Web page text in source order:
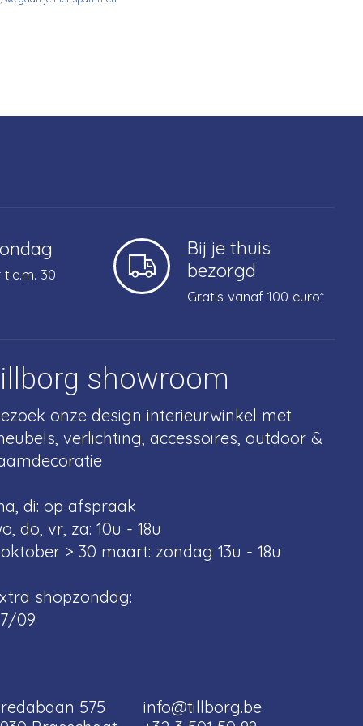
30
Bij je thuis
bezorgd
Gratis vanaf 100 euro*
showroom
onze design interieurwinkel met
verlichting, accessoires, outdoor &
di: op afspraak
do, vr, za: 10u - 18u
oktober > 30 maart: zondag 13u - 18u
shopzondag:
09
575
info@tillborg.be